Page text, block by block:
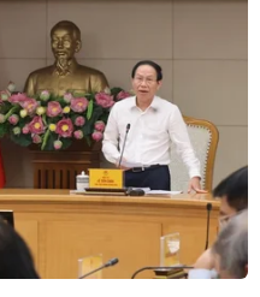
NAM
TÁM, KHÚC THANH
Quy định sử dụng